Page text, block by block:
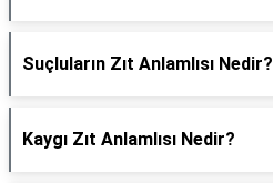
Suçluların Zıt Anlamlısı Nedir?
Kaygı Zıt Anlamlısı Nedir?